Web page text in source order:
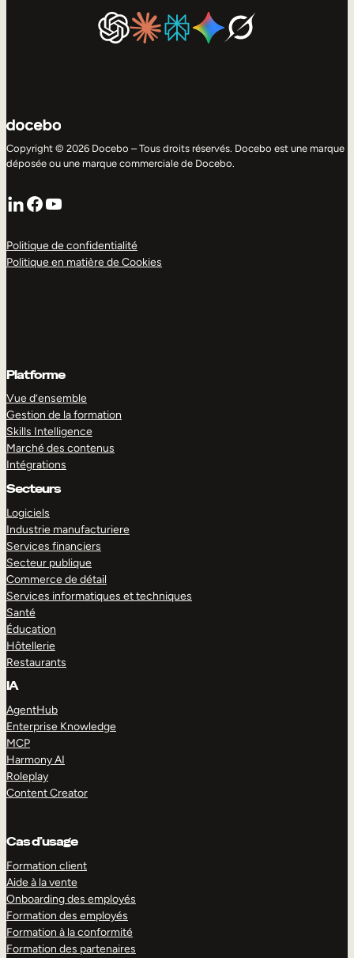
Copyright © 2026 Docebo – Tous droits réservés. Docebo est une marque
déposée ou une marque commerciale de Docebo.
LinkedIn
Facebook
YouTube
Politique de confidentialité
Politique en matière de Cookies
Platforme
Vue d’ensemble
Gestion de la formation
Skills Intelligence
Marché des contenus
Intégrations
Secteurs
Logiciels
Industrie manufacturiere
Services financiers
Secteur publique
Commerce de détail
Services informatiques et techniques
Santé
Éducation
Hôtellerie
Restaurants
IA
AgentHub
Enterprise Knowledge
MCP
Harmony AI
Roleplay
Content Creator
Cas d’usage
Formation client
Aide à la vente
Onboarding des employés
Formation des employés
Formation à la conformité
Formation des partenaires